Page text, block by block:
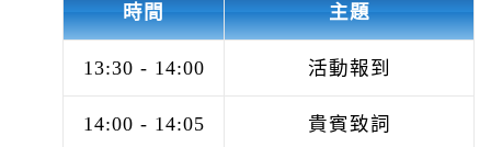
時間 主題
13:30 - 14:00 活動報到
14:00 - 14:05 貴賓致詞